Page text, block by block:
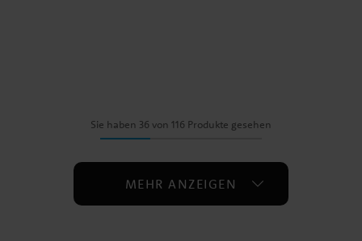
Sie haben 36 von 116 Produkte gesehen
MEHR ANZEIGEN